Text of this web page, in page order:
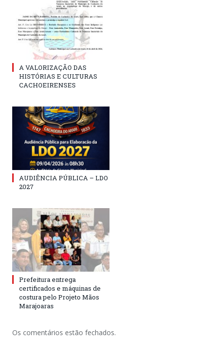
A VALORIZAÇÃO DAS
HISTÓRIAS E CULTURAS
CACHOEIRENSES
AUDIÊNCIA PÚBLICA – LDO
2027
Prefeitura entrega
certificados e máquinas de
costura pelo Projeto Mãos
Marajoaras
Os comentários estão fechados.